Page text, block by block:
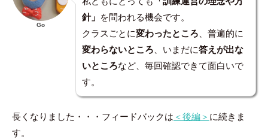
Go
針」 を問われる機会です。
クラスごとに変わったところ、普遍的に
変わらないところ、いまだに答えが出な
いところなど、毎回確認できて面白いで
す。
長くなりました・・・フィードバックは ＜後編＞ に続きま
す。